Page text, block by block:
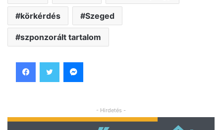
körkérdés Szeged
szponzorált tartalom
- Hirdetés -